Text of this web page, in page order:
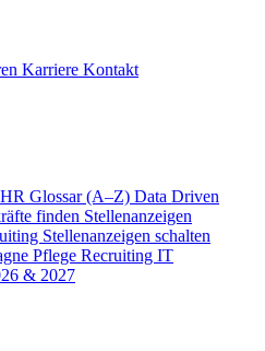
Karriere Kontakt
HR Glossar (A–Z) Data Driven
finden Stellenanzeigen
Stellenanzeigen schalten
Pflege Recruiting IT
& 2027